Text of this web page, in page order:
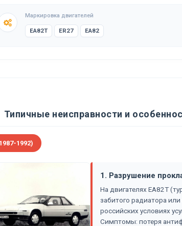
Маркировка двигателей
EA82T ER27 EA82
Типичные неисправности и
1992)
1. Разрушение
На двигателях EA82T
забитого радиатора
российских условиях
Симптомы: потеря